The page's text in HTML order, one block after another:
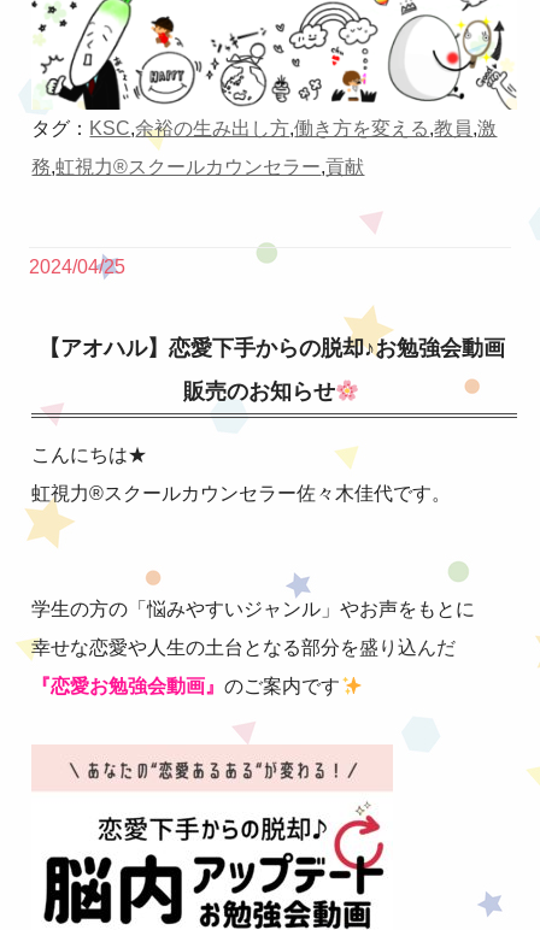
タグ： KSC,余裕の生み出し方,働き方を変える,教員,激
務,虹視力®︎スクールカウンセラー,貢献
2024/04/25
【アオハル】恋愛下手からの脱却♪お勉強会動画
販売のお知らせ
こんにちは★
虹視力®︎スクールカウンセラー佐々木佳代です。
学生の方の「悩みやすいジャンル」やお声をもとに
幸せな恋愛や人生の土台となる部分を盛り込んだ
『恋愛お勉強会動画』のご案内です